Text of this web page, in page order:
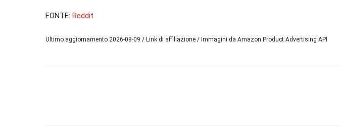
FONTE: Reddit
Ultimo aggiornamento 2026-08-09 / Link di affiliazione / Immagini da Amazon Product Advertising API